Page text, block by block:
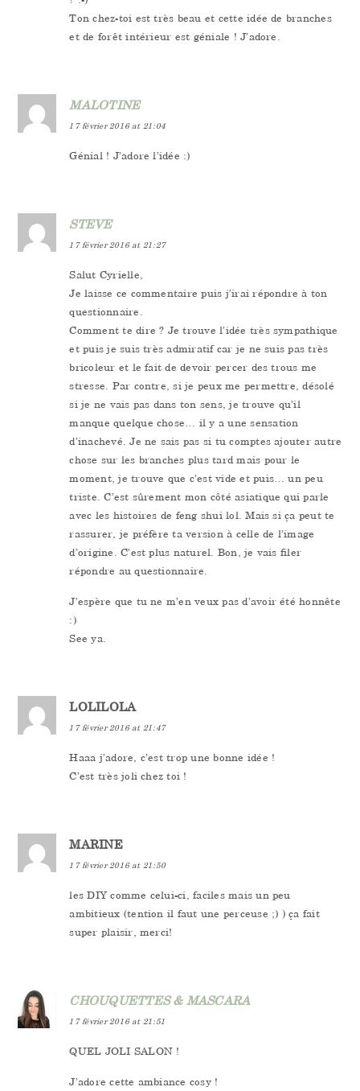
Ton chez-toi est très beau et cette idée de branches
et de forêt intérieur est géniale ! J’adore.
MALOTINE
17 février 2016 at 21:04
Génial ! J’adore l’idée :)
STEVE
17 février 2016 at 21:27
Salut Cyrielle,
Je laisse ce commentaire puis j’irai répondre à ton
questionnaire.
Comment te dire ? Je trouve l’idée très sympathique
et puis je suis très admiratif car je ne suis pas très
bricoleur et le fait de devoir percer des trous me
stresse. Par contre, si je peux me permettre, désolé
si je ne vais pas dans ton sens, je trouve qu’il
manque quelque chose… il y a une sensation
d’inachevé. Je ne sais pas si tu comptes ajouter autre
chose sur les branches plus tard mais pour le
moment, je trouve que c’est vide et puis… un peu
triste. C’est sûrement mon côté asiatique qui parle
avec les histoires de feng shui lol. Mais si ça peut te
rassurer, je préfère ta version à celle de l’image
d’origine. C’est plus naturel. Bon, je vais filer
répondre au questionnaire.
J’espère que tu ne m’en veux pas d’avoir été honnête
:)
See ya.
LOLILOLA
17 février 2016 at 21:47
Haaa j’adore, c’est trop une bonne idée !
C’est très joli chez toi !
MARINE
17 février 2016 at 21:50
les DIY comme celui-ci, faciles mais un peu
ambitieux (tention il faut une perceuse ;) ) ça fait
super plaisir, merci!
CHOUQUETTES & MASCARA
17 février 2016 at 21:51
QUEL JOLI SALON !
J’adore cette ambiance cosy !